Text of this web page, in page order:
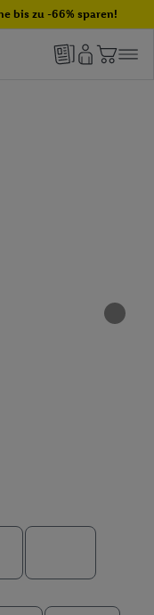
bis zu -66% sparen!